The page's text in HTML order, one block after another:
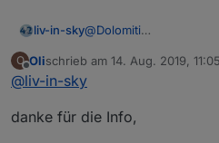
liv-in-sky@Dolomiti
hier mal mein vorschlag:
habe in blockly
O
Offline
Olischrieb am 14. Aug. 2019, 11:05
zuletzt editiert von
@liv-in-sky
danke für die Info,